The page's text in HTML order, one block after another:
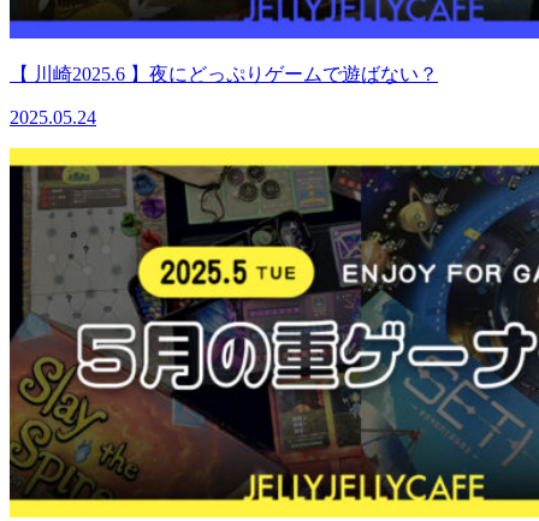
【 川崎2025.6 】夜にどっぷりゲームで遊ばない？
2025.05.24